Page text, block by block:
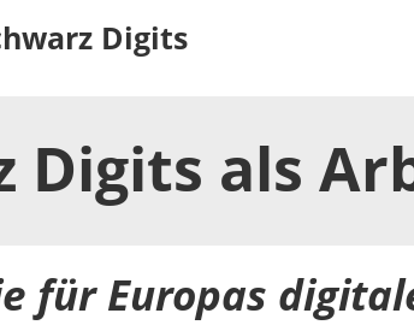
Digits
Digits als
für Europas